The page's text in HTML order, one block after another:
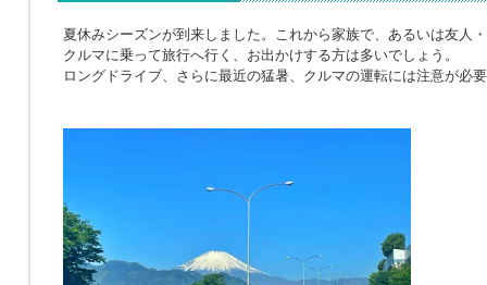
夏休みシーズンが到来しました。これから家族で、あるいは友人
クルマに乗って旅行へ行く、お出かけする方は多いでしょう。
ロングドライブ、さらに最近の猛暑、クルマの運転には注意が必